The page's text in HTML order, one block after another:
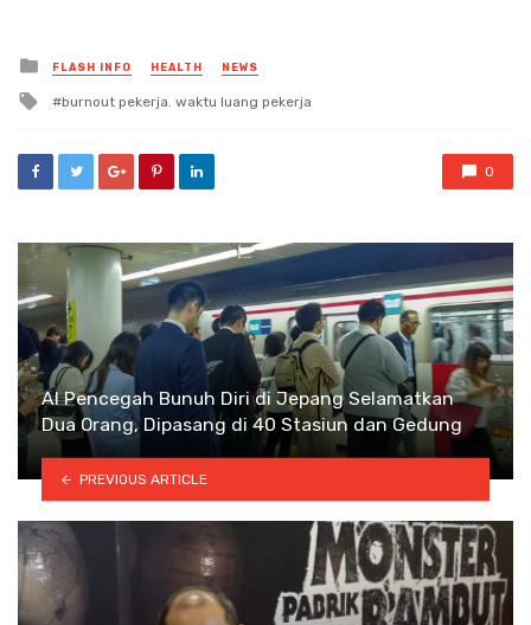
Posted
in
FLASH INFO HEALTH NEWS
Tagged
burnout pekerja. waktu luang pekerja
0
AI Pencegah Bunuh Diri di Jepang Selamatkan
Dua Orang, Dipasang di 40 Stasiun dan Gedung
PREVIOUS ARTICLE